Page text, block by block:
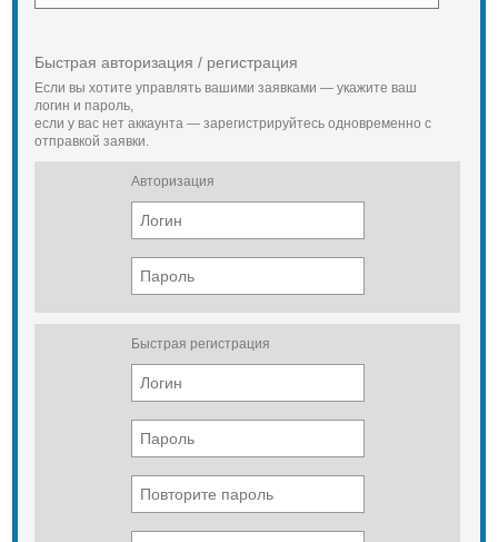
Быстрая авторизация / регистрация
Если вы хотите управлять вашими заявками — укажите ваш
логин и пароль,
если у вас нет аккаунта — зарегистрируйтесь одновременно с
отправкой заявки.
Авторизация
Быстрая регистрация